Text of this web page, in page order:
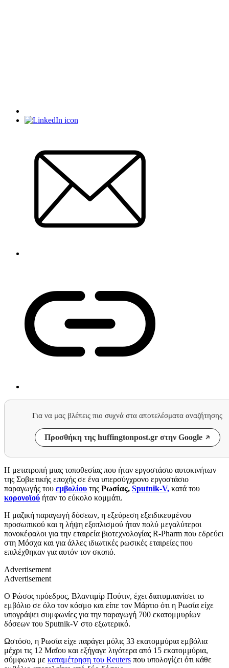
Για να μας βλέπεις πιο συχνά στα αποτελέσματα αναζήτησης
Προσθήκη της huffingtonpost.gr στην Google
Η μετατροπή μιας τοποθεσίας που ήταν εργοστάσιο αυτοκινήτων
της Σοβιετικής εποχής σε ένα υπερσύγχρονο εργοστάσιο
παραγωγής του εμβολίου της Ρωσίας, Sputnik-V, κατά του
κορονοϊού ήταν το εύκολο κομμάτι.
Η μαζική παραγωγή δόσεων, η εξεύρεση εξειδικευμένου
προσωπικού και η λήψη εξοπλισμού ήταν πολύ μεγαλύτεροι
πονοκέφαλοι για την εταιρεία βιοτεχνολογίας R-Pharm που εδρεύει
στη Μόσχα και για άλλες ιδιωτικές ρωσικές εταιρείες που
επιλέχθηκαν για αυτόν τον σκοπό.
Advertisement
Advertisement
Ο Ρώσος πρόεδρος, Βλαντιμίρ Πούτιν, έχει διατυμπανίσει το
εμβόλιο σε όλο τον κόσμο και είπε τον Μάρτιο ότι η Ρωσία είχε
υπογράψει συμφωνίες για την παραγωγή 700 εκατομμυρίων
δόσεων του Sputnik-V στο εξωτερικό.
Ωστόσο, η Ρωσία είχε παράγει μόλις 33 εκατομμύρια εμβόλια
μέχρι τις 12 Μαΐου και εξήγαγε λιγότερα από 15 εκατομμύρια,
σύμφωνα με καταμέτρηση του Reuters που υπολογίζει ότι κάθε